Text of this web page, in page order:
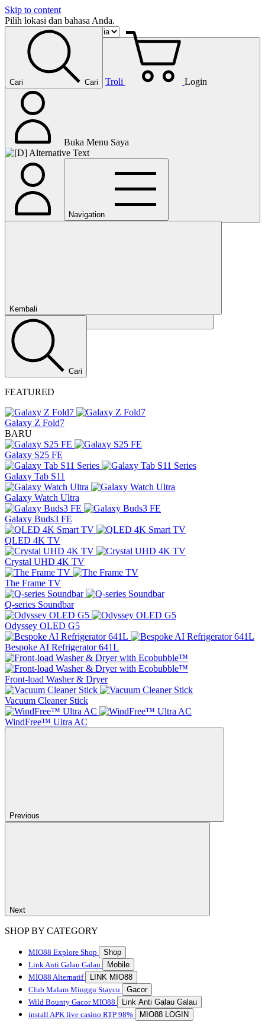
Skip to content
Pilih lokasi dan bahasa Anda.
Tutup
Cari Cari Troli Login
Buka Menu Saya
Navigation
Kembali
Cari
FEATURED
Galaxy Z Fold7
BARU
Galaxy S25 FE
Galaxy Tab S11
Galaxy Watch Ultra
Galaxy Buds3 FE
QLED 4K TV
Crystal UHD 4K TV
The Frame TV
Q-series Soundbar
Odyssey OLED G5
Bespoke AI Refrigerator 641L
Front-load Washer & Dryer
Vacuum Cleaner Stick
WindFree™ Ultra AC
Previous
Next
SHOP BY CATEGORY
MIO88 Explore Shop
Shop
Link Anti Galau Galau
Mobile
MIO88 Alternatif
LINK MIO88
Club Malam Minggu Staycu
Gacor
Wild Bounty Gacor MIO88
Link Anti Galau Galau
install APK live casino RTP 98%
MIO88 LOGIN